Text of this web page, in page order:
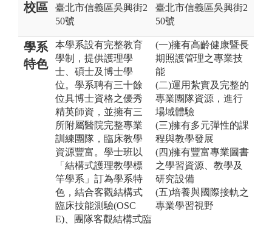
校區
臺北市信義區吳興街2
50號
臺北市信義區吳興街2
50號
學系
特色
本學系設有完整教育
學制，提供護理學
士、碩士及博士學
位。學系聘有三十餘
位具博士資格之優秀
精英師資，並擁有三
所附屬醫院完整專業
訓練團隊，臨床教學
資源豐富。學士班以
「結構式護理教學標
竿學系」訂為學系特
色，結合客觀結構式
臨床技能測驗(OSC
E)、團隊客觀結構式臨
(一)擁有高齡健康暨長
期照護管理之專業技
能
(二)運用紮實及完整的
專業團隊資源，進行
場域體驗
(三)擁有多元彈性的課
程與教學發展
(四)擁有豐富專業圖書
之學習資源、教學及
研究設備
(五)培養與國際接軌之
專業學習視野